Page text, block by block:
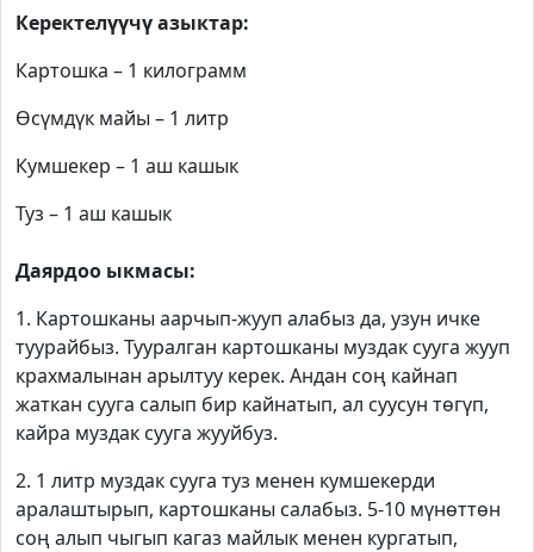
Керектелүүчү азыктар:
Картошка – 1 килограмм
Өсүмдүк майы – 1 литр
Кумшекер – 1 аш кашык
Туз – 1 аш кашык
Даярдоо ыкмасы:
1. Картошканы аарчып-жууп алабыз да, узун ичке
туурайбыз. Тууралган картошканы муздак сууга жууп
крахмалынан арылтуу керек. Андан соң кайнап
жаткан сууга салып бир кайнатып, ал суусун төгүп,
кайра муздак сууга жууйбуз.
2. 1 литр муздак сууга туз менен кумшекерди
аралаштырып, картошканы салабыз. 5-10 мүнөттөн
соң алып чыгып кагаз майлык менен кургатып,